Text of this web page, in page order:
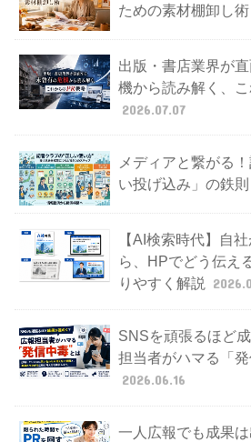
ための素材棚卸し術
出版・書店業界が
機から読み解く、
2026.07.07
メディアと繋がる
い投げ込み」の鉄
【AI検索時代】自
ら、HPでどう伝え
りやすく解説
SNSを頑張るほど
担当者がハマる「
2026.06.16
一人広報でも成果